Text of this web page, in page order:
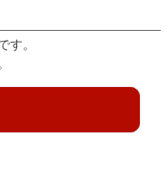
す。